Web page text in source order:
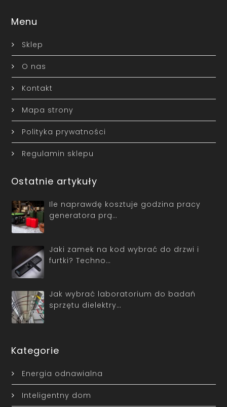
Menu
Sklep
O nas
Kontakt
Mapa strony
Polityka prywatności
Regulamin sklepu
Ostatnie artykuły
Ile naprawdę kosztuje godzina pracy
generatora prą…
Jaki zamek na kod wybrać do drzwi i
furtki? Techno…
Jak wybrać laboratorium do badań
sprzętu dielektry…
Kategorie
Energia odnawialna
Inteligentny dom